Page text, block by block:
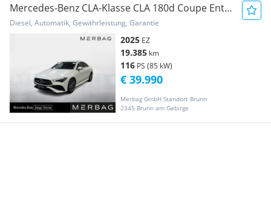
Mercedes-Benz CLA-Klasse CLA 180d Coupe Entry
Aut.
Diesel, Automatik, Gewährleistung, Garantie
2025 EZ
19.385 km
116 PS (85 kW)
Merbag GmbH Standort Brunn
2345 Brunn am Gebirge
€ 39.990